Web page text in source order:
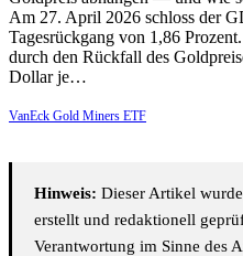
Am 27. April 2026 schloss der
Tagesrückgang von 1,86
durch den Rückfall des
Dollar je…
VanEck Gold Miners ETF
Hinweis: Dieser Artikel
erstellt und redaktionell
Verantwortung im Sinne des